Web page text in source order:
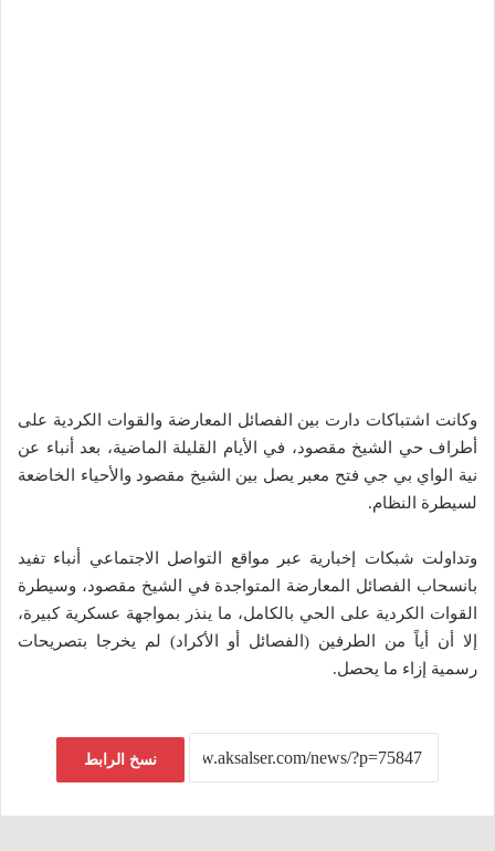
وكانت اشتباكات دارت بين الفصائل المعارضة والقوات الكردية على
أطراف حي الشيخ مقصود، في الأيام القليلة الماضية، بعد أنباء عن
نية الواي بي جي فتح معبر يصل بين الشيخ مقصود والأحياء الخاضعة
لسيطرة النظام.
وتداولت شبكات إخبارية عبر مواقع التواصل الاجتماعي أنباء تفيد
بانسحاب الفصائل المعارضة المتواجدة في الشيخ مقصود، وسيطرة
القوات الكردية على الحي بالكامل، ما ينذر بمواجهة عسكرية كبيرة،
إلا أن أياً من الطرفين (الفصائل أو الأكراد) لم يخرجا بتصريحات
رسمية إزاء ما يحصل.
نسخ الرابط